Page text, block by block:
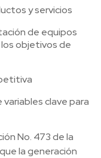
y servicios
de equipos
objetivos de
clave para
No. 473 de la
la generación